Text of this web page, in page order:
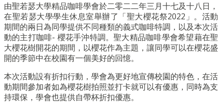
由聖若瑟大學精品咖啡學會於二零二二年三月十七及十八日，
在聖若瑟大學學生休息室舉辦了「聖大櫻花祭2022」。活動
期間的兩日為同學提供不同種類的義式咖啡特調，以及本次活
動的主打咖啡- 櫻花手沖特調。聖大精品咖啡學會希望藉在聖
大櫻花樹開花的期間，以櫻花作為主題，讓同學可以在櫻花盛
開的季節中在校園有一個美好的回憶。
本次活動設有折扣行動，學會為更好地宣傳校園的特色，在活
動期間參加者如為櫻花樹拍照並打卡就可以有優惠，同時為支
持環保，學會也提供自帶杯折扣優惠。